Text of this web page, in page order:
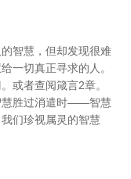
智慧，但却发现很难
一切真正寻求的人。
或者查阅箴言2章。
慧胜过消遣时——智慧
们珍视属灵的智慧